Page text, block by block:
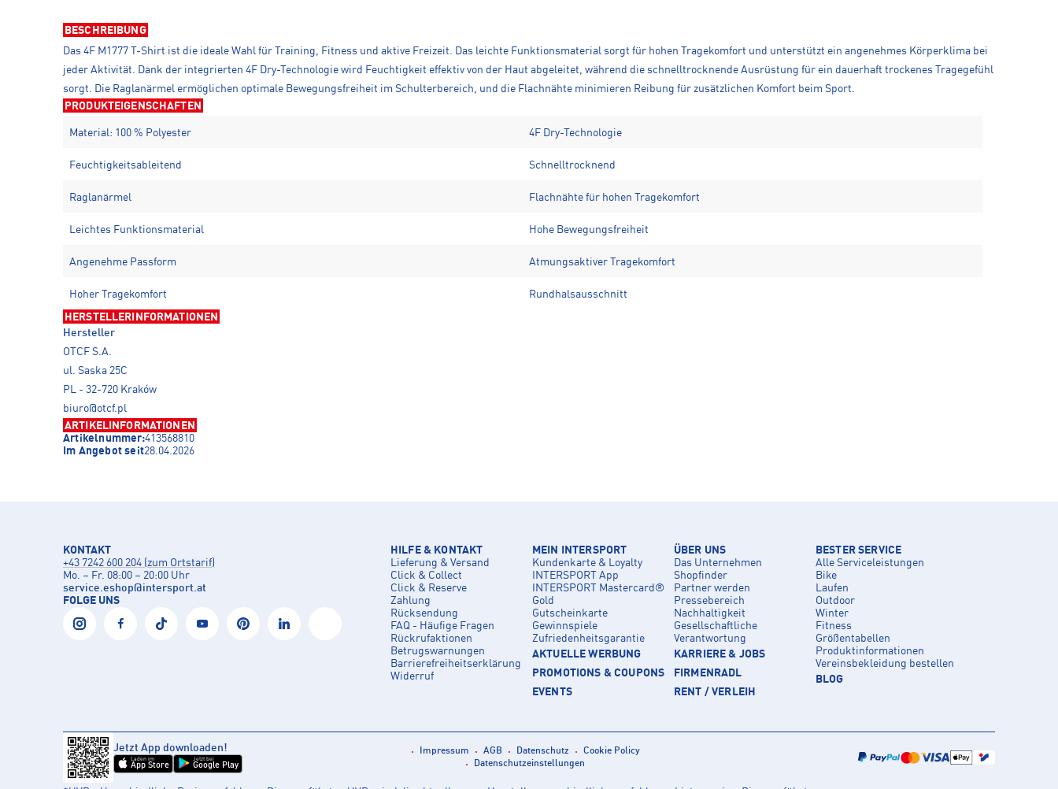
BESCHREIBUNG
Das 4F M1777 T-Shirt ist die ideale Wahl für Training, Fitness und aktive Freizeit. Das leichte Funktionsmaterial sorgt für hohen Tragekomfort und unterstützt ein angenehmes Körperklima bei
jeder Aktivität. Dank der integrierten 4F Dry-Technologie wird Feuchtigkeit effektiv von der Haut abgeleitet, während die schnelltrocknende Ausrüstung für ein dauerhaft trockenes Tragegefühl
sorgt. Die Raglanärmel ermöglichen optimale Bewegungsfreiheit im Schulterbereich, und die Flachnähte minimieren Reibung für zusätzlichen Komfort beim Sport.
PRODUKTEIGENSCHAFTEN
Material: 100 % Polyester 4F Dry-Technologie
Feuchtigkeitsableitend Schnelltrocknend
Raglanärmel Flachnähte für hohen Tragekomfort
Leichtes Funktionsmaterial Hohe Bewegungsfreiheit
Angenehme Passform Atmungsaktiver Tragekomfort
Hoher Tragekomfort Rundhalsausschnitt
HERSTELLERINFORMATIONEN
Hersteller
OTCF S.A.
ul. Saska 25C
PL - 32-720 Kraków
biuro@otcf.pl
ARTIKELINFORMATIONEN
Artikelnummer:413568810
Im Angebot seit28.04.2026
KONTAKT
+43 7242 600 204 (zum Ortstarif)
Mo. – Fr. 08:00 – 20:00 Uhr
service.eshop@intersport.at
FOLGE UNS
HILFE & KONTAKT
Lieferung & Versand
Click & Collect
Click & Reserve
Zahlung
Rücksendung
FAQ - Häufige Fragen
Rückrufaktionen
Betrugswarnungen
Barrierefreiheitserklärung
Widerruf
MEIN INTERSPORT
Kundenkarte & Loyalty
INTERSPORT App
INTERSPORT Mastercard®
Gold
Gutscheinkarte
Gewinnspiele
Zufriedenheitsgarantie
AKTUELLE WERBUNG
PROMOTIONS & COUPONS
EVENTS
ÜBER UNS
Das Unternehmen
Shopfinder
Partner werden
Pressebereich
Nachhaltigkeit
Gesellschaftliche
Verantwortung
KARRIERE & JOBS
FIRMENRADL
RENT / VERLEIH
BESTER SERVICE
Alle Serviceleistungen
Bike
Laufen
Outdoor
Winter
Fitness
Größentabellen
Produktinformationen
Vereinsbekleidung bestellen
BLOG
Jetzt App downloaden!
Laden im
App Store
Jetzt bei
Google Play
Impressum AGB Datenschutz
Cookie Policy
Datenschutzeinstellungen